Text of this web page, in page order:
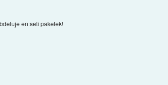
en seti paketek!